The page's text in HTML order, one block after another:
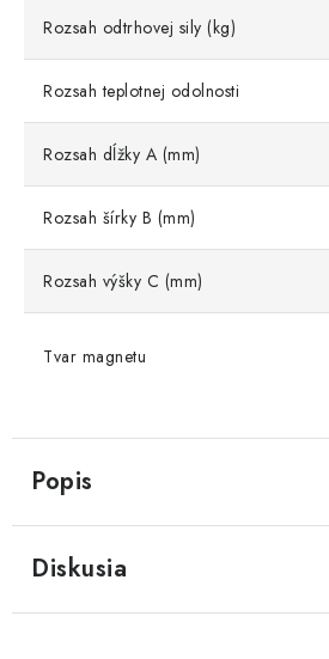
Popis
Rozsah odtrhovej sily (kg)
Rozsah teplotnej odolnosti
Rozsah dĺžky A (mm)
Rozsah šírky B (mm)
Rozsah výšky C (mm)
Tvar magnetu
Diskusia